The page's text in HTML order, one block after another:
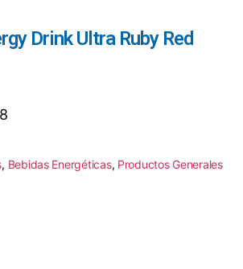
Drink Ultra Ruby Red
, Bebidas Energéticas, Productos Generales